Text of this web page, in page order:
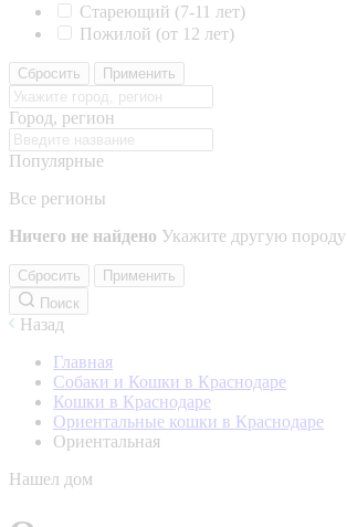
Стареющий (7-11 лет)
Пожилой (от 12 лет)
Сбросить Применить
Город, регион
Популярные
Все регионы
Ничего не найдено Укажите другую породу
Сбросить
Применить
Поиск
Назад
Главная
Собаки и Кошки в Краснодаре
Кошки в Краснодаре
Ориентальные кошки в Краснодаре
Ориентальная
Нашел дом